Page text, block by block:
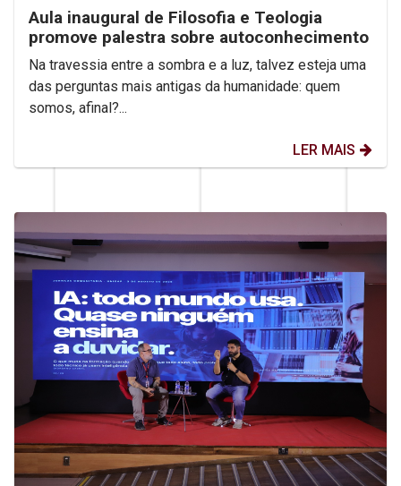
Aula inaugural de Filosofia e Teologia
promove palestra sobre autoconhecimento
Na travessia entre a sombra e a luz, talvez esteja uma
das perguntas mais antigas da humanidade: quem
somos, afinal?...
LER MAIS